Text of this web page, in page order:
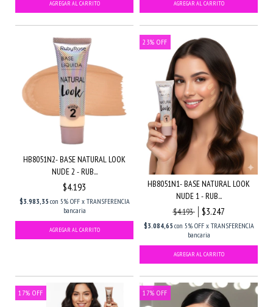
HB8051N2- BASE NATURAL LOOK
NUDE 2 - RUB...
$4.193
$3.983,35 con 5% OFF x TRANSFERENCIA
bancaria
23% OFF
HB8051N1- BASE NATURAL LOOK
NUDE 1 - RUB...
$4.193
$3.247
$3.084,65 con 5% OFF x TRANSFERENCIA
bancaria
17% OFF 17% OFF